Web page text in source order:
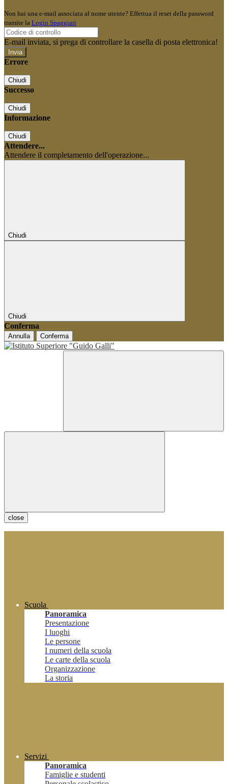
Non hai una e-mail associata al nome utente? Effettua il reset della password
tramite la Login Spaggiari
E-mail inviata, si prega di controllare la casella di posta elettronica!
Errore
Chiudi
Successo
Chiudi
Informazione
Chiudi
Attendere...
Attendere il completamento dell'operazione...
Chiudi
Chiudi
Conferma
Annulla Conferma
close
Scuola
Panoramica
Presentazione
I luoghi
Le persone
I numeri della scuola
Le carte della scuola
Organizzazione
La storia
Servizi
Panoramica
Famiglie e studenti